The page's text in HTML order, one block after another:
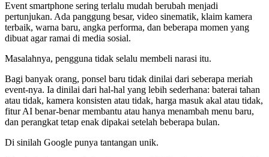
Event smartphone sering terlalu mudah berubah menjadi
pertunjukan. Ada panggung besar, video sinematik, klaim kamera
terbaik, warna baru, angka performa, dan beberapa momen yang
dibuat agar ramai di media sosial.
Masalahnya, pengguna tidak selalu membeli narasi itu.
Bagi banyak orang, ponsel baru tidak dinilai dari seberapa meriah
event-nya. Ia dinilai dari hal-hal yang lebih sederhana: baterai tahan
atau tidak, kamera konsisten atau tidak, harga masuk akal atau tidak,
fitur AI benar-benar membantu atau hanya menambah menu baru,
dan perangkat tetap enak dipakai setelah beberapa bulan.
Di sinilah Google punya tantangan unik.